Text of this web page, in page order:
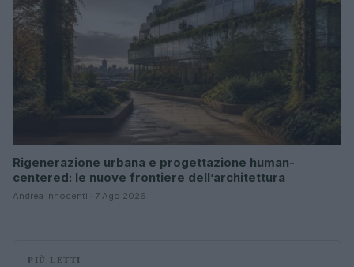
Rigenerazione urbana e progettazione human-
centered: le nuove frontiere dell’architettura
Andrea Innocenti · 7 Ago 2026
PIÙ LETTI